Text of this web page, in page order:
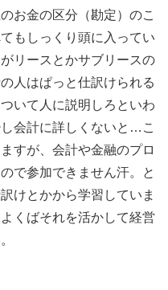
お金の区分（勘定）のこ
もしっくり頭に入ってい
リースとかサブリースの
人はぱっと仕訳けられる
いて人に説明しろといわ
会計に詳しくないと…こ
すが、会計や金融のプロ
で参加できません汗。と
けとかから学習していま
くばそれを活かして経営